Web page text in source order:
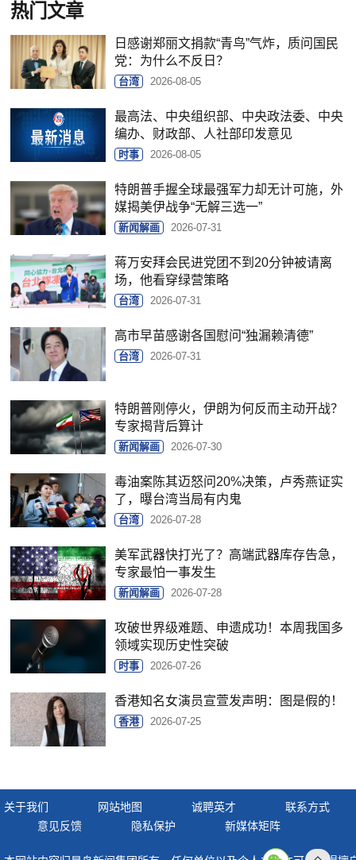
热门文章
日感谢郑丽文捐款“青鸟”气炸，质问国民
党：为什么不反日？
台湾 2026-08-05
最高法、中央组织部、中央政法委、中央
编办、财政部、人社部印发意见
时事 2026-08-05
特朗普手握全球最强军力却无计可施，外
媒揭美伊战争“无解三选一”
新闻解画 2026-07-31
蒋万安拜会民进党团不到20分钟被请离
场，他看穿绿营策略
台湾 2026-07-31
高市早苗感谢各国慰问“独漏赖清德”
台湾 2026-07-31
特朗普刚停火，伊朗为何反而主动开战？
专家揭背后算计
新闻解画 2026-07-30
毒油案陈其迈怒问20%决策，卢秀燕证实
了，曝台湾当局有内鬼
台湾 2026-07-28
美军武器快打光了？高端武器库存告急，
专家最怕一事发生
新闻解画 2026-07-28
攻破世界级难题、申遗成功！本周我国多
领域实现历史性突破
时事 2026-07-26
香港知名女演员宣萱发声明：图是假的！
香港 2026-07-25
关于我们 网站地图 诚聘英才
联系方式
意见反馈
隐私保护 新媒体矩阵